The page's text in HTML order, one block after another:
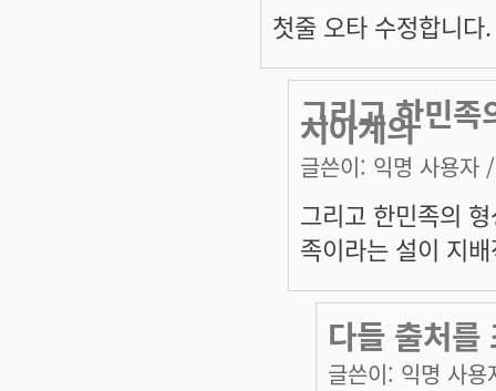
첫줄 오타 수정합니
그리고 한민족
시아계의
글쓴이: 익명 사용자
그리고 한민족의
족이라는 설이 지
다들 출처를
글쓴이: 익명 사용